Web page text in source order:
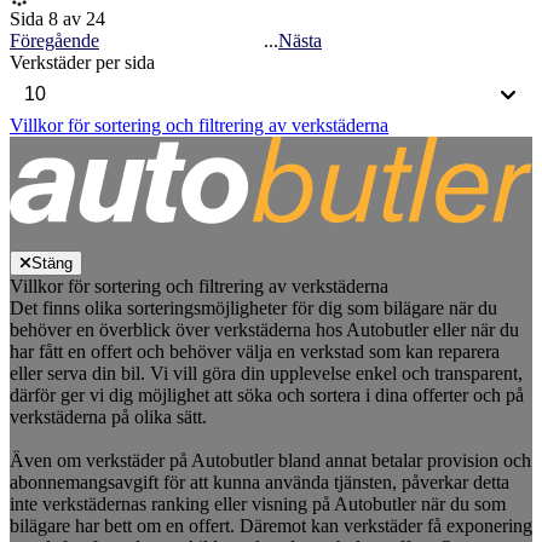
Sida 8 av 24
Föregående
...Nästa
Verkstäder per sida
Villkor för sortering och filtrering av verkstäderna
Stäng
Villkor för sortering och filtrering av verkstäderna
Det finns olika sorteringsmöjligheter för dig som bilägare när du
behöver en överblick över verkstäderna hos Autobutler eller när du
har fått en offert och behöver välja en verkstad som kan reparera
eller serva din bil. Vi vill göra din upplevelse enkel och transparent,
därför ger vi dig möjlighet att söka och sortera i dina offerter och på
verkstäderna på olika sätt.
Även om verkstäder på Autobutler bland annat betalar provision och
abonnemangsavgift för att kunna använda tjänsten, påverkar detta
inte verkstädernas ranking eller visning på Autobutler när du som
bilägare har bett om en offert. Däremot kan verkstäder få exponering